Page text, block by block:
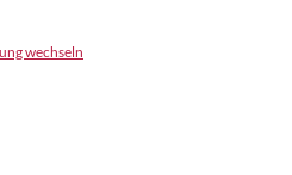
wechseln